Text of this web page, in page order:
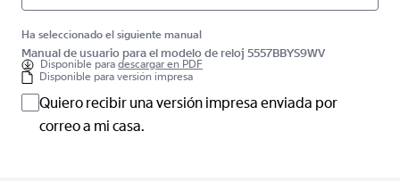
Ha seleccionado el siguiente manual
Manual de usuario para el modelo de reloj 5557BBYS9WV
Disponible paradescargar en PDF
Disponible para versión impresa
Quiero recibir una versión impresa enviada por
correo a mi casa.